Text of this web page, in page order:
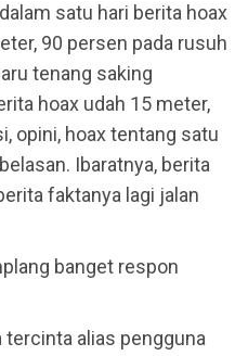
satu hari berita hoax
90 persen pada rusuh
tenang saking
hoax udah 15 meter,
opini, hoax tentang satu
Ibaratnya, berita
faktanya lagi jalan
banget respon
tercinta alias pengguna